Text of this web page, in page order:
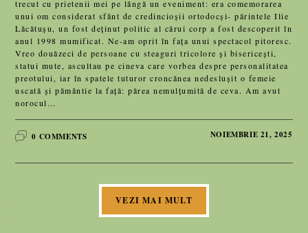
trecut cu prietenii mei pe lângă un eveniment: era comemorarea
unui om considerat sfânt de credincioșii ortodocși- părintele Ilie
Lăcătușu, un fost deținut politic al cărui corp a fost descoperit în
anul 1998 mumificat. Ne-am oprit în fața unui spectacol pitoresc.
Vreo douăzeci de persoane cu steaguri tricolore și bisericești,
statui mute, ascultau pe cineva care vorbea despre personalitatea
preotului, iar în spatele tuturor croncănea nedeslușit o femeie
uscată și pământie la față: părea nemulțumită de ceva. Am avut
norocul…
0 COMMENTS NOIEMBRIE 21, 2025
VEZI MAI MULT